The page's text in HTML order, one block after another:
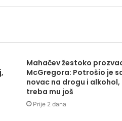
Mahačev žestoko
McGregora: Potrošio je
novac na drogu i alkohol,
treba mu još
Prije 2 dana